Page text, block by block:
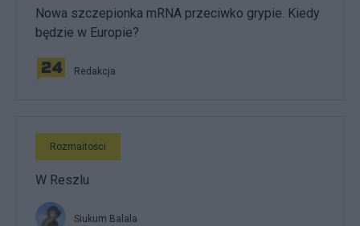
Nowa szczepionka mRNA przeciwko grypie. Kiedy
będzie w Europie?
Redakcja
Rozmaitości
W Reszlu
Siukum Balala